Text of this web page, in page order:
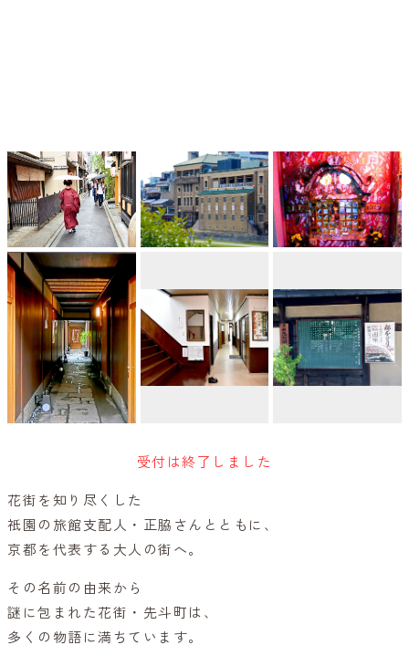
受付は終了しました
花街を知り尽くした
祇園の旅館支配人・正脇さんとともに、
京都を代表する大人の街へ。
その名前の由来から
謎に包まれた花街・先斗町は、
多くの物語に満ちています。